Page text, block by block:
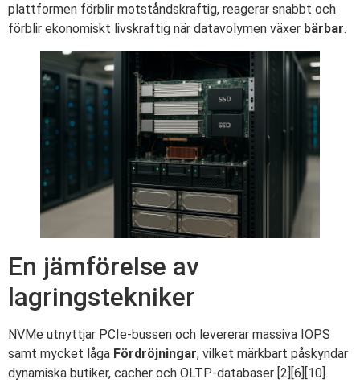
plattformen förblir motståndskraftig, reagerar snabbt och
förblir ekonomiskt livskraftig när datavolymen växer bärbar.
En jämförelse av
lagringstekniker
NVMe utnyttjar PCIe-bussen och levererar massiva IOPS
samt mycket låga Fördröjningar, vilket märkbart påskyndar
dynamiska butiker, cacher och OLTP-databaser [2][6][10].